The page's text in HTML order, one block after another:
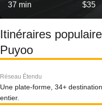
37 min $35
Itinéraires
Puyoo
Réseau Étendu
Une plate-forme, 34+
entier.